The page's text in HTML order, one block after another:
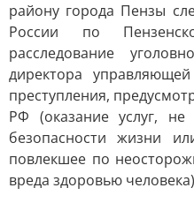
району города Пензы
России по
расследование
директора
преступления,
РФ (оказание услуг,
безопасности жизни
повлекшее по
вреда здоровью